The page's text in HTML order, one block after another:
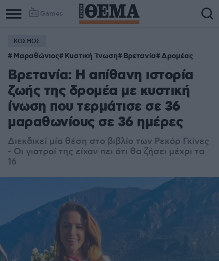
Games
ΚΟΣΜΟΣ
Μαραθώνιος Κυστική Ίνωση Βρετανία Δρομέας
Βρετανία: Η απίθανη ιστορία
ζωής της δρομέα με κυστική
ίνωση που τερμάτισε σε 36
μαραθωνίους σε 36 ημέρες
Διεκδικεί μία θέση στο βιβλίο των Ρεκόρ Γκίνες
- Οι γιατροί της είχαν πει ότι θα ζήσει μέχρι τα
16